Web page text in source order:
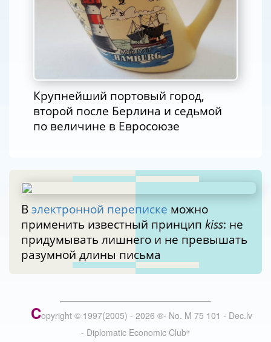
Крупнейший портовый город,
второй после Берлина и седьмой
по величине в Евросоюзе
В электронной переписке можно
применить известный принцип kiss: не
придумывать лишнего и не превышать
разумной длины письма
Copyright © 1997(2005) - 2026 ®- No. M 75 101 - Dec.lv
- Diplomatic Economic Club®